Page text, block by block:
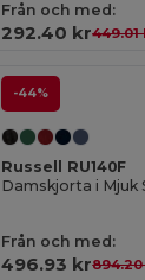
Från och med:
292.40 kr449.01
-44%
Russell RU140F
Från och med:
496.93 kr